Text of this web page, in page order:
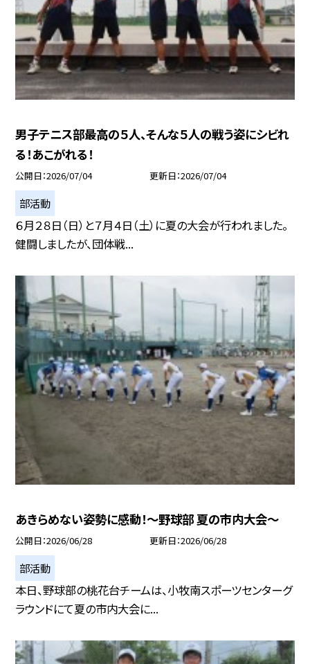
男子テニス部最高の５人、そんな５人の戦う姿にシビれ
る！あこがれる！
公開日 2026/07/04 更新日 2026/07/04
部活動
６月２８日（日）と７月４日（土）に夏の大会が行われました。
健闘しましたが、団体戦...
あきらめない姿勢に感動！〜野球部 夏の市内大会〜
公開日 2026/06/28 更新日 2026/06/28
部活動
本日、野球部の桃花台チームは、小牧南スポーツセンターグ
ラウンドにて夏の市内大会に...